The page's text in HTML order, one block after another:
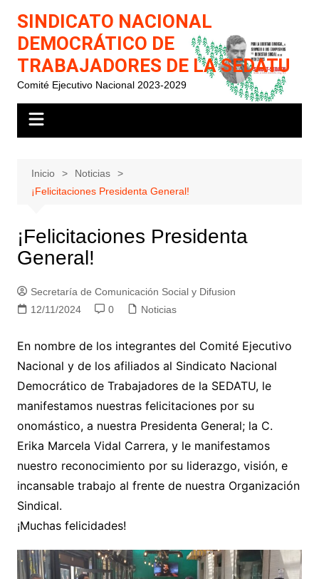
contenido
SINDICATO NACIONAL
DEMOCRÁTICO DE
TRABAJADORES DE LA SEDATU
Comité Ejecutivo Nacional 2023-2029
Inicio
Noticias
¡Felicitaciones Presidenta General!
¡Felicitaciones Presidenta
General!
Secretaría de Comunicación Social y Difusion
12/11/2024
0 Noticias
En nombre de los integrantes del Comité Ejecutivo
Nacional y de los afiliados al Sindicato Nacional
Democrático de Trabajadores de la SEDATU, le
manifestamos nuestras felicitaciones por su
onomástico, a nuestra Presidenta General; la C.
Erika Marcela Vidal Carrera, y le manifestamos
nuestro reconocimiento por su liderazgo, visión, e
incansable trabajo al frente de nuestra Organización
Sindical.
¡Muchas felicidades!